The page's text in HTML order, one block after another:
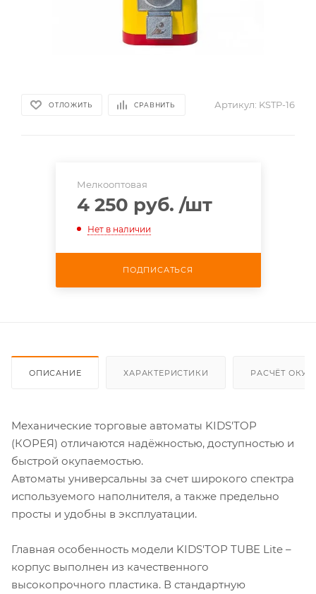
ОТЛОЖИТЬ СРАВНИТЬ Артикул: KSTP-16
Мелкооптовая
4 250 руб. /шт
Нет в наличии
ПОДПИСАТЬСЯ
ОПИСАНИЕ ХАРАКТЕРИСТИКИ РАСЧЁТ
Механические торговые автоматы KIDS'TOP
(КОРЕЯ) отличаются надёжностью, доступностью и
быстрой окупаемостью.
Автоматы универсальны за счет широкого спектра
используемого наполнителя, а также предельно
просты и удобны в эксплуатации.
Главная особенность модели KIDS'TOP TUBE Lite –
корпус выполнен из качественного
высокопрочного пластика. В стандартную